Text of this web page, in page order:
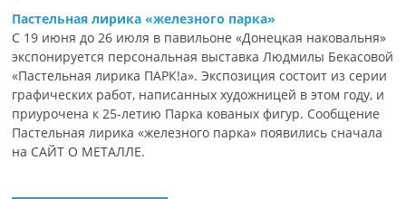
Пастельная лирика «железного парка»
С 19 июня до 26 июля в павильоне «Донецкая наковальня»
экспонируется персональная выставка Людмилы Бекасовой
«Пастельная лирика ПАРК!а». Экспозиция состоит из серии
графических работ, написанных художницей в этом году, и
приурочена к 25-летию Парка кованых фигур. Сообщение
Пастельная лирика «железного парка» появились сначала
на САЙТ О МЕТАЛЛЕ.